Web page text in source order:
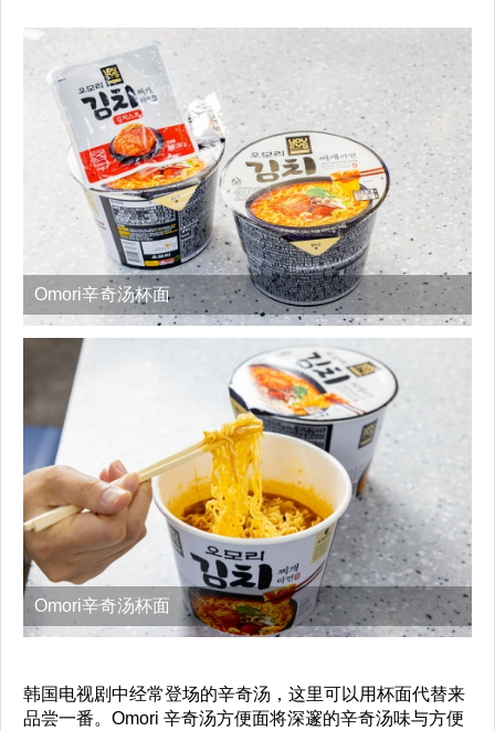
Omori辛奇汤杯面
Omori辛奇汤杯面
韩国电视剧中经常登场的辛奇汤，这里可以用杯面代替来
品尝一番。Omori 辛奇汤方便面将深邃的辛奇汤味与方便